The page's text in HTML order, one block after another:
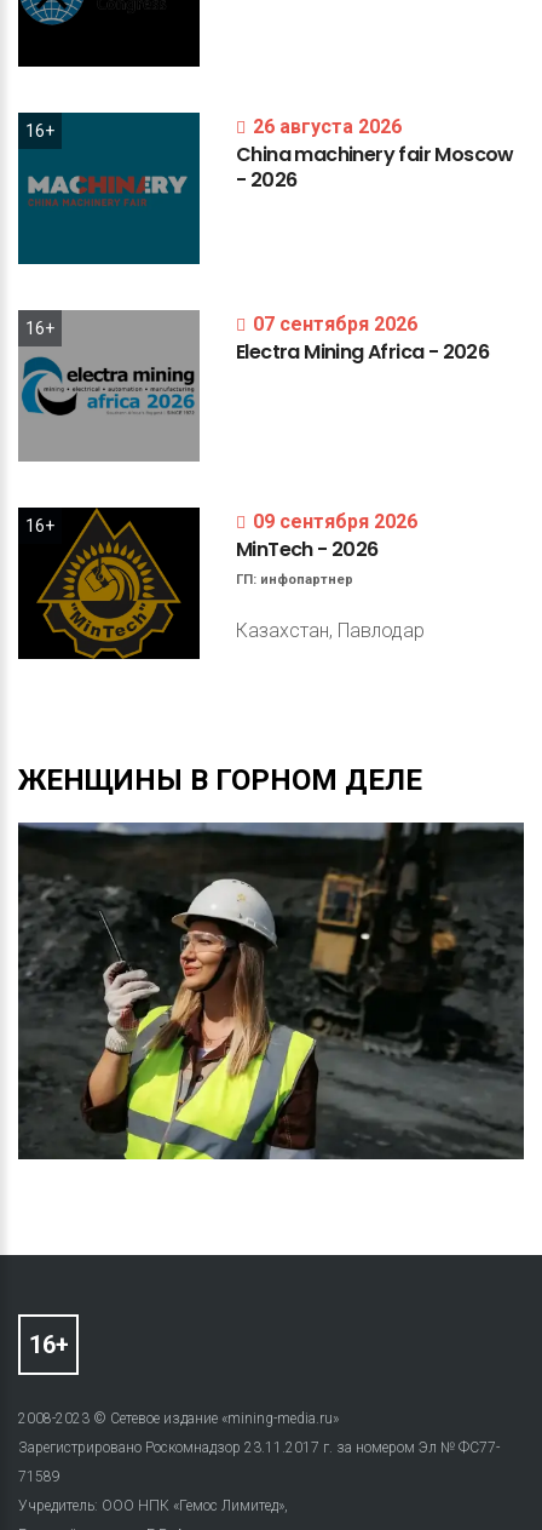
16+ 26 августа 2026
ChinamachineryfairMoscow
- 2026
16+ 07 сентября 2026
ElectraMiningAfrica- 2026
16+ 09 сентября 2026
MinTech- 2026
ГП: инфопартнер
Казахстан, Павлодар
ЖЕНЩИНЫ В ГОРНОМ ДЕЛЕ
2008-2023 © Сетевое издание «mining-media.ru»
Зарегистрировано Роскомнадзор 23.11.2017 г. за номером Эл № ФС77-
71589
Учредитель: ООО НПК «Гемос Лимитед»,